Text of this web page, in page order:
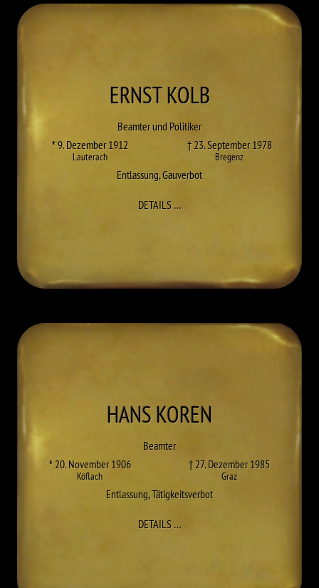
ERNSTKOLB
Beamter und Politiker
* 9. Dezember 1912
Lauterach
† 23. September 1978
Bregenz
Entlassung,Gauverbot
DETAILS…ZU ERNST KOLB
HANSKOREN
Beamter
* 20. November 1906
Köflach
† 27. Dezember 1985
Graz
Entlassung,Tätigkeitsverbot
DETAILS…ZU HANS KOREN